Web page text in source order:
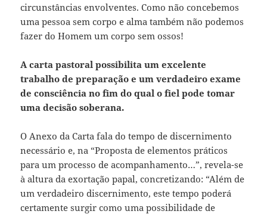
circunstâncias envolventes. Como não concebemos
uma pessoa sem corpo e alma também não podemos
fazer do Homem um corpo sem ossos!
A carta pastoral possibilita um excelente
trabalho de preparação e um verdadeiro exame
de consciência no fim do qual o fiel pode tomar
uma decisão soberana.
O Anexo da Carta fala do tempo de discernimento
necessário e, na “Proposta de elementos práticos
para um processo de acompanhamento…”, revela-se
à altura da exortação papal, concretizando: “Além de
um verdadeiro discernimento, este tempo poderá
certamente surgir como uma possibilidade de